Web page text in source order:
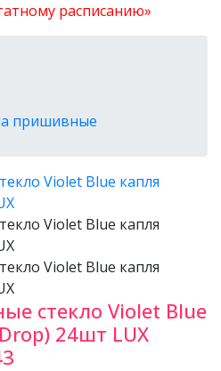
расписанию»
пришивные
стекло Violet Blue
24шт LUX